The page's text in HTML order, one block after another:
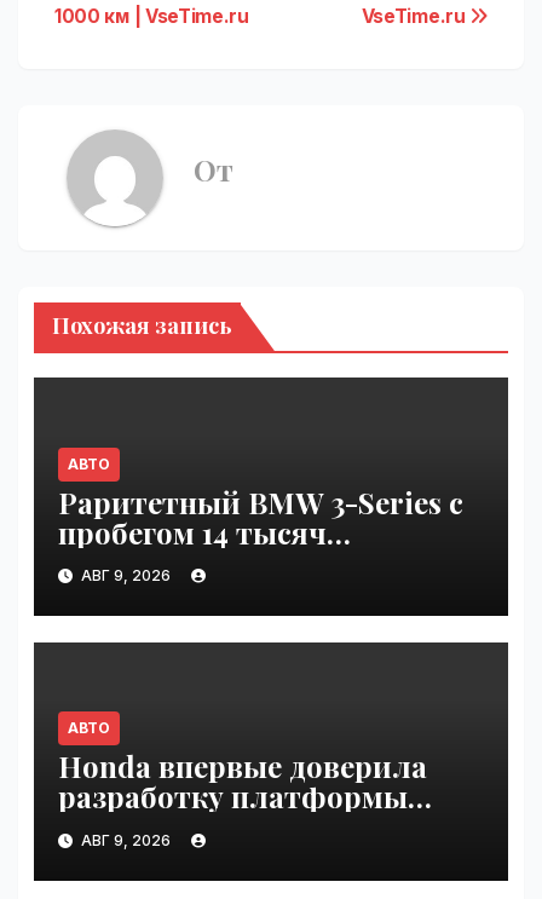
VseTime.ru
1000 км | VseTime.ru
От
Похожая запись
АВТО
Раритетный BMW 3-Series с
пробегом 14 тысяч
километров и креслами
Recaro выставили на
аукцион в США | VseTime.ru
АВГ 9, 2026
АВТО
Honda впервые доверила
разработку платформы
индийской компании Tata
Technologies | VseTime.ru
АВГ 9, 2026